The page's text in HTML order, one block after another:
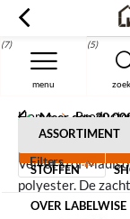
(5)
menu
(7)
Menu
Meer dan
ASSORTIMENT
STOFFEN
OVER LABELWISE
Home
Madison
Velvet stof
polyester. De
uitstraling. Met
Filters